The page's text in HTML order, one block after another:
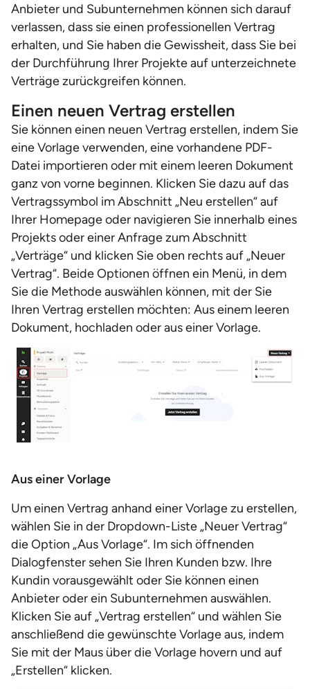
Anbieter und Subunternehmen können sich darauf
verlassen, dass sie einen professionellen Vertrag
erhalten, und Sie haben die Gewissheit, dass Sie bei
der Durchführung Ihrer Projekte auf unterzeichnete
Verträge zurückgreifen können.
Einen neuen Vertrag erstellen
Sie können einen neuen Vertrag erstellen, indem Sie
eine Vorlage verwenden, eine vorhandene PDF-
Datei importieren oder mit einem leeren Dokument
ganz von vorne beginnen. Klicken Sie dazu auf das
Vertragssymbol im Abschnitt „Neu erstellen“ auf
Ihrer Homepage oder navigieren Sie innerhalb eines
Projekts oder einer Anfrage zum Abschnitt
„Verträge“ und klicken Sie oben rechts auf „Neuer
Vertrag“. Beide Optionen öffnen ein Menü, in dem
Sie die Methode auswählen können, mit der Sie
Ihren Vertrag erstellen möchten: Aus einem leeren
Dokument, hochladen oder aus einer Vorlage.
Aus einer Vorlage
Um einen Vertrag anhand einer Vorlage zu erstellen,
wählen Sie in der Dropdown-Liste „Neuer Vertrag“
die Option „Aus Vorlage“. Im sich öffnenden
Dialogfenster sehen Sie Ihren Kunden bzw. Ihre
Kundin vorausgewählt oder Sie können einen
Anbieter oder ein Subunternehmen auswählen.
Klicken Sie auf „Vertrag erstellen“ und wählen Sie
anschließend die gewünschte Vorlage aus, indem
Sie mit der Maus über die Vorlage hovern und auf
„Erstellen“ klicken.